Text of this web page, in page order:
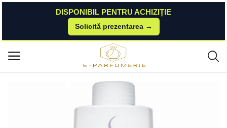
DISPONIBIL PENTRU ACHIZIȚIE
Solicită prezentarea →
Meniu principal
Wella Professionals SP Balance Scalp Shampoo sampon pentru scalp sen
sibil 1000 ml Wella Professionals